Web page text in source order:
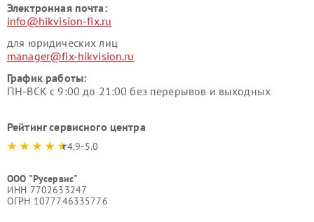
Электронная почта:
info@hikvision-fix.ru
для юридических лиц
manager@fix-hikvision.ru
График работы:
ПН-ВСК с 9:00 до 21:00 без перерывов и выходных
Рейтинг сервисного центра
4.9-5.0
ООО "Русервис"
ИНН 7702633247
ОГРН 1077746335776